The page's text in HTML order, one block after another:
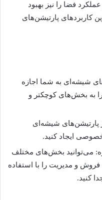
فضا را نیز بهبود
کاربردهای پارتیشن‌های
شیشه‌ای به شما اجازه
به بخش‌های کوچکتر و
پارتیشن‌های شیشه‌ای
ایجاد کنید.
می‌توانید بخش‌های مختلف
و مدیریت را با استفاده
کنید.